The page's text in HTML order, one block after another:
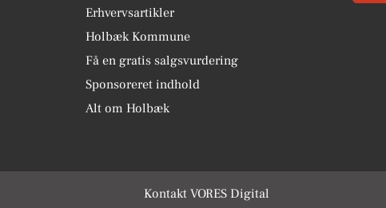
Erhvervsartikler
Holbæk Kommune
Få en gratis salgsvurdering
Sponsoreret indhold
Alt om Holbæk
Kontakt VORES Digital